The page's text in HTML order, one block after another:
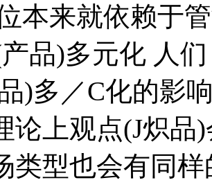
本来就依赖于
品)多元化 人
)多／C化的影
论上观点(J炽品
类型也会有同